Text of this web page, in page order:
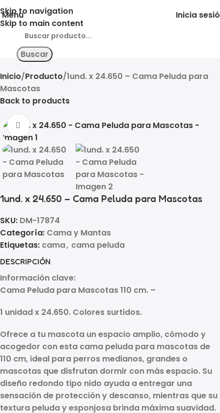
Skip to navigation
Skip to main content
Menu Inicia
Buscar
Inicio Producto 1und. x 24.650 – Cama Peluda para
Mascotas
Back to products
Click to enlarge
1und. x 24.650 – Cama Peluda para Mascotas
SKU: DM-17874
Categoría: Cama y Mantas
Etiquetas: cama, cama peluda
DESCRIPCIÓN
Información clave:
Cama Peluda para Mascotas 110 cm. –
1 unidad x 24.650. Colores surtidos.
Ofrece a tu mascota un espacio amplio, cómodo y
acogedor con esta cama peluda para mascotas de
110 cm, ideal para perros medianos, grandes o
mascotas que disfrutan dormir con más espacio. Su
diseño redondo tipo nido ayuda a entregar una
sensación de protección y descanso, mientras que su
textura peluda y esponjosa brinda máxima suavidad.